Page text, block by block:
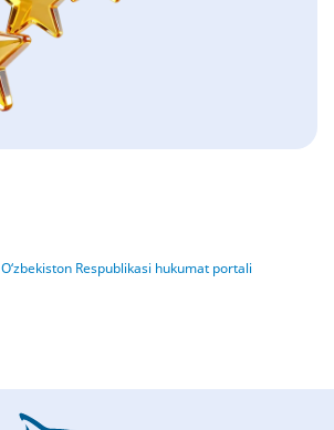
O‘zbekiston Respublikasi hukumat portali